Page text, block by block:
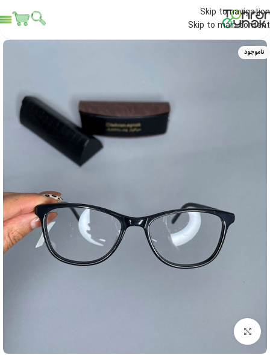
Skip to navigation
Skip to main content
ناموجود
بزرگنمایی تصویر